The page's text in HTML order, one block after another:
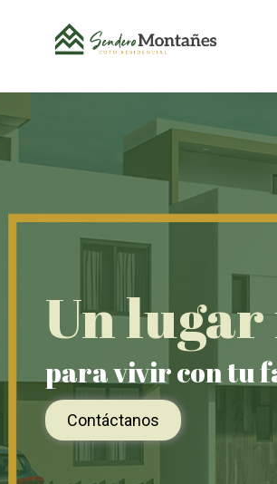
Un
para vivir con tu
Contáctanos